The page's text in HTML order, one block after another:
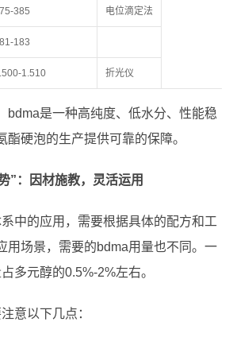
385 电位滴定法
183
1.510 折光仪
bdma是一种高纯度、低水分、性能稳
酯硬泡的生产提供可靠的保障。
”：因材施教，灵活运用
中的应用，需要根据具体的配方和工
用场景，需要的bdma用量也不同。一
多元醇的0.5%-2%左右。
意以下几点：